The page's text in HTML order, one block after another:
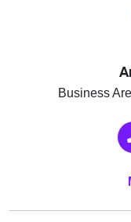
Business